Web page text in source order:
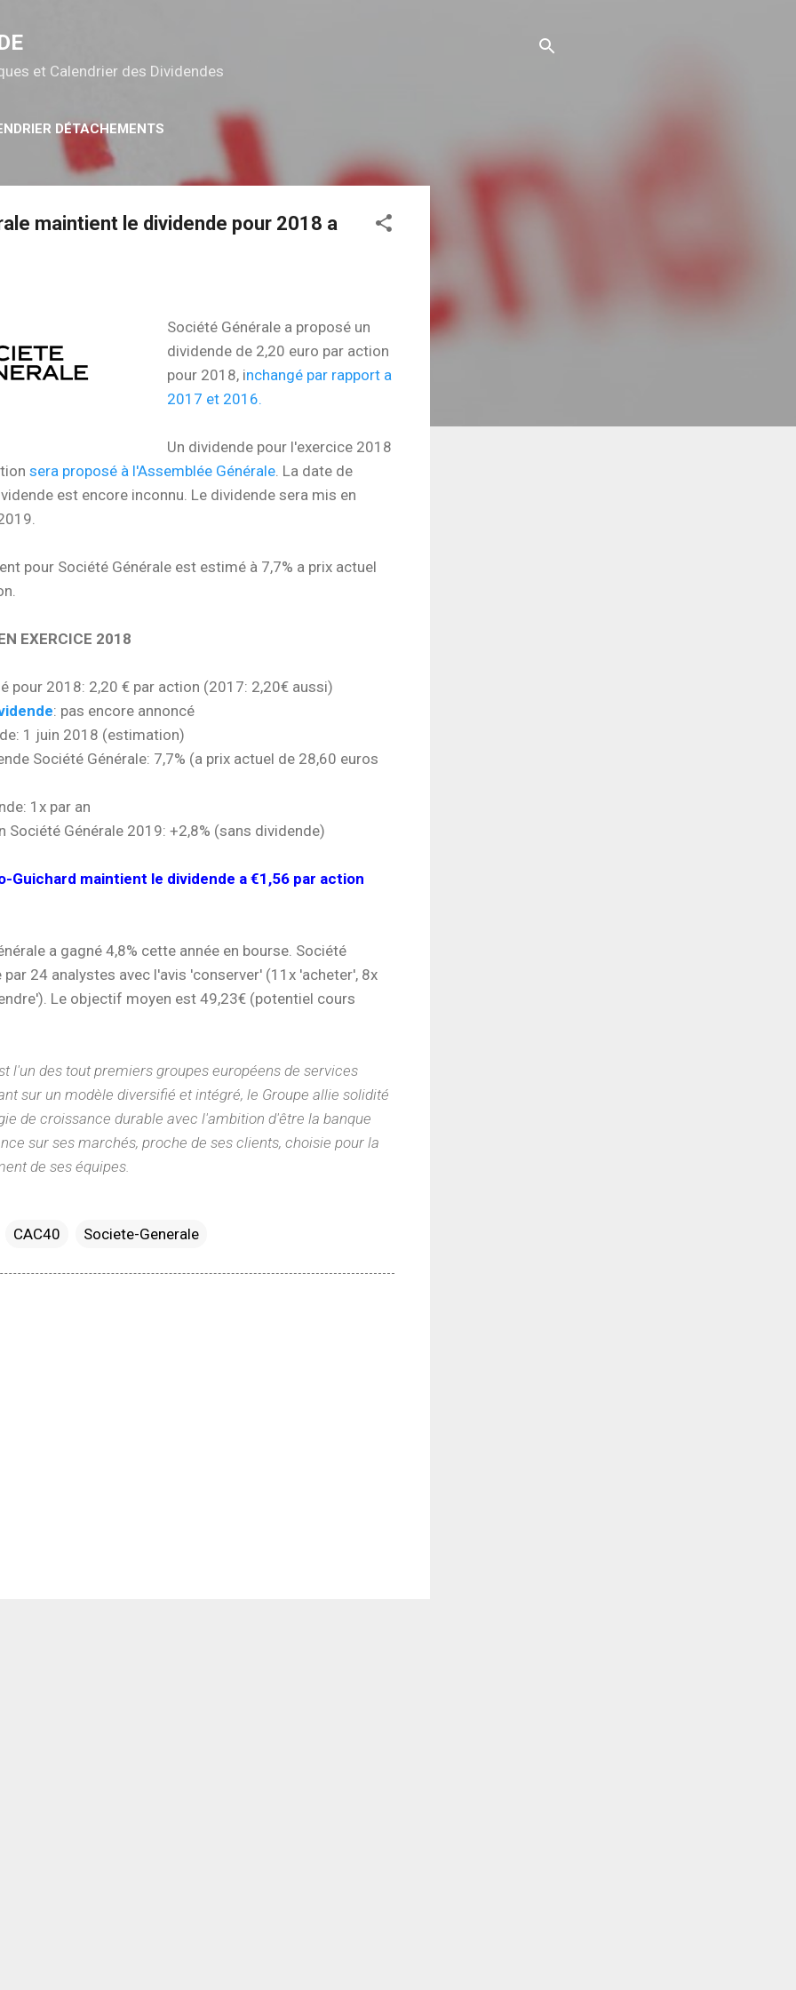
et Calendrier des Dividendes
DÉTACHEMENTS
maintient le dividende pour 2018 a
Société Générale a proposé un
dividende de 2,20 euro par action
pour 2018, inchangé par rapport a
2017 et 2016.
Un dividende pour l'exercice 2018
sera proposé à l'Assemblée Générale . La date de
est encore inconnu. Le dividende sera mis en
pour Société Générale est estimé à 7,7% a prix actuel
EXERCICE 2018
pour 2018: 2,20 € par action (2017: 2,20€ aussi)
: pas encore annoncé
1 juin 2018 (estimation)
Société Générale: 7,7% (a prix actuel de 28,60 euros
1x par an
Société Générale 2019: +2,8% (sans dividende)
Guichard maintient le dividende a €1,56 par action
a gagné 4,8% cette année en bourse. Société
par 24 analystes avec l'avis 'conserver' (11x 'acheter', 8x
Le objectif moyen est 49,23€ (potentiel cours
l'un des tout premiers groupes européens de services
sur un modèle diversifié et intégré, le Groupe allie solidité
de croissance durable avec l'ambition d'être la banque
sur ses marchés, proche de ses clients, choisie pour la
de ses équipes.
CAC40 Societe-Generale